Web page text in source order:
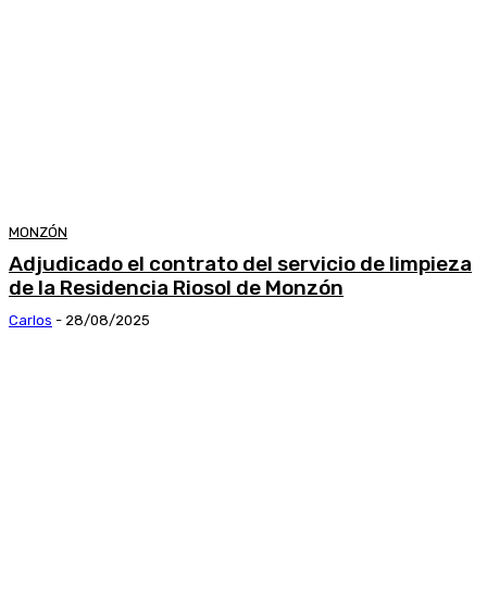
MONZÓN
Adjudicado el contrato del servicio de limpieza
de la Residencia Riosol de Monzón
Carlos - 28/08/2025